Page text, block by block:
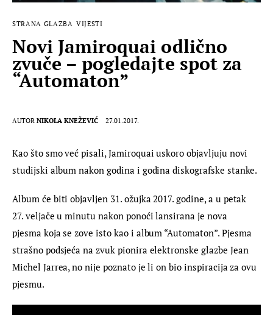
MUSIC BOX
STRANA GLAZBA VIJESTI
Novi Jamiroquai odlično
zvuče – pogledajte spot za
“Automaton”
AUTOR NIKOLA KNEŽEVIĆ 27.01.2017.
Kao što smo već pisali, Jamiroquai uskoro objavljuju novi
studijski album nakon godina i godina diskografske stanke.
Album će biti objavljen 31. ožujka 2017. godine, a u petak
27. veljače u minutu nakon ponoći lansirana je nova
pjesma koja se zove isto kao i album “Automaton”. Pjesma
strašno podsjeća na zvuk pionira elektronske glazbe Jean
Michel Jarrea, no nije poznato je li on bio inspiracija za ovu
pjesmu.